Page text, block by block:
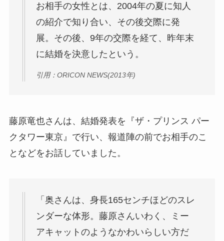
お相手の女性とは、2004年の夏に知人
の紹介で知り合い、その後交際に発
展。その後、9年の交際を経て、昨年末
に結婚を決意したという。
引用：ORICON NEWS(2013年)
藤原竜也さんは、結婚発表を『ザ・プリンス パー
クタワー東京』で行い、報道陣の前でお相手のこ
となどをお話していました。
「奥さんは、身長165センチほどのスレ
ンダーな体形。藤原さんいわく、ミー
アキャットのようなかわいらしい方だ